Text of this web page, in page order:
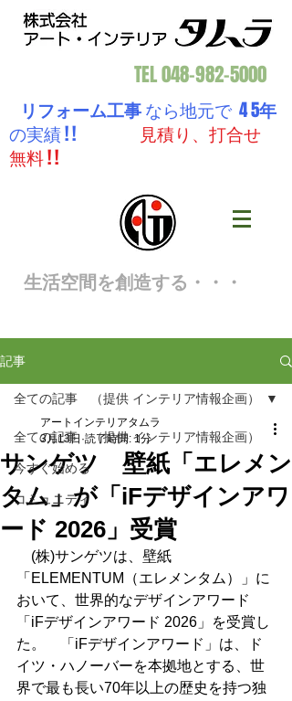
TEL048-982-5000
リフォーム工事なら地元で 4 5年
の実績 ! !
見積り、打合せ
無料 ! !
生活空間を創造する・・・
記事
全ての記事 （提供 インテリア情報企画）
今すぐ始める
コミュニティ
全ての記事 （提供 インテリア情報企画）
サンゲツ 壁紙「エレメン
タム」が「iFデザインアワ
ード 2026」受賞
アートインテリアタムラ
3月13日 読了時間: 1分
(株)サンゲツは、壁紙
「ELEMENTUM（エレメンタム）」に
おいて、世界的なデザインアワード
「iFデザインアワード 2026」を受賞し
た。　「iFデザインアワード」は、ド
イツ・ハノーバーを本拠地とする、世
界で最も長い70年以上の歴史を持つ独